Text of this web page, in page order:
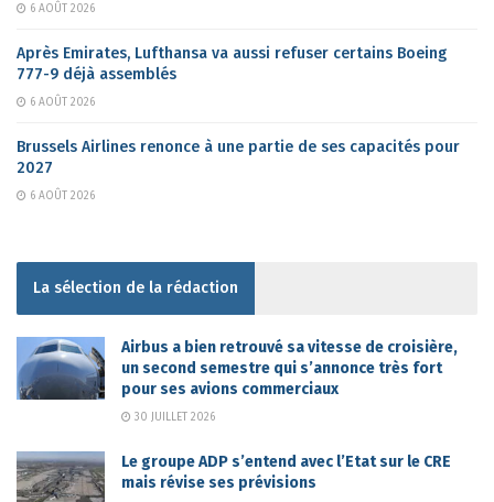
6 AOÛT 2026
Après Emirates, Lufthansa va aussi refuser certains Boeing
777-9 déjà assemblés
6 AOÛT 2026
Brussels Airlines renonce à une partie de ses capacités pour
2027
6 AOÛT 2026
La sélection de la rédaction
Airbus a bien retrouvé sa vitesse de croisière,
un second semestre qui s’annonce très fort
pour ses avions commerciaux
30 JUILLET 2026
Le groupe ADP s’entend avec l’Etat sur le CRE
mais révise ses prévisions